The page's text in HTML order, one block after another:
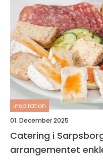
inspiration
01. December 2025
Catering i
arrangementet